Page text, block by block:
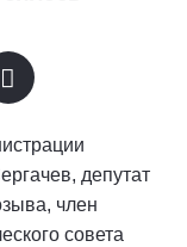
депутат
член
совета